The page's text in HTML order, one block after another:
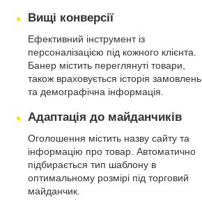
Вищі конверсії
Ефективний інструмент із
персоналізацією під кожного клієнта.
Банер містить переглянуті товари,
також враховується історія замовлень
та демографічна інформація.
Адаптація до майданчиків
Оголошення містить назву сайту та
інформацію про товар. Автоматично
підбирається тип шаблону в
оптимальному розмірі під торговий
майданчик.